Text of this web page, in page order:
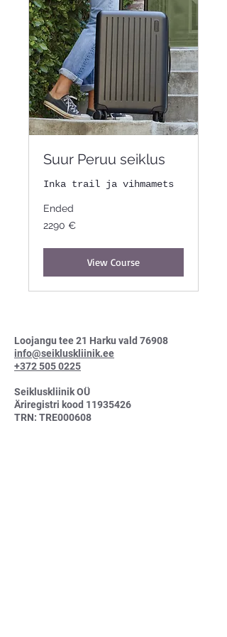
Suur Peruu seiklus
Inka trail ja vihmamets
Ended
eurot
2290 €
View Course
Loojangu tee 21 Harku vald 76908
info@seikluskliinik.ee
+372 505 0225
Seikluskliinik OÜ
Äriregistri kood 11935426
TRN: TRE000608